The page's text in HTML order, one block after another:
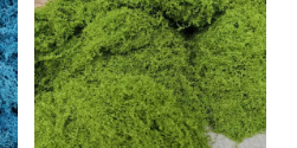
UV-resistant, weather-
as a set for easy